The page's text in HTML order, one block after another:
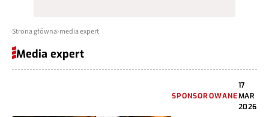
Strona główna media expert
Media expert
SPONSOROWANE
17
MAR
2026